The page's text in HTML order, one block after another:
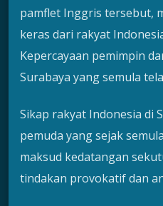
pamflet Inggris tersebut,
keras dari rakyat
Kepercayaan pemimpin
Surabaya yang semula
Sikap rakyat Indonesia di
pemuda yang sejak
maksud kedatangan
tindakan provokatif dan